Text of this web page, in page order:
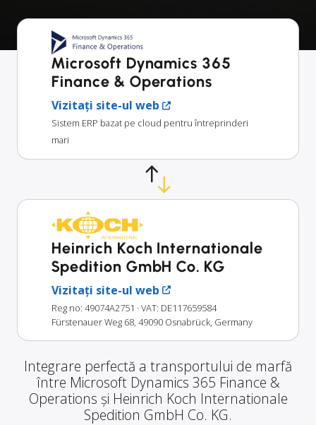
Microsoft Dynamics 365
Finance & Operations
Vizitați site-ul web
Sistem ERP bazat pe cloud pentru întreprinderi
mari
Heinrich Koch Internationale
Spedition GmbH Co. KG
Vizitați site-ul web
Reg no: 49074A2751 · VAT: DE117659584
Fürstenauer Weg 68, 49090 Osnabrück, Germany
Integrare perfectă a transportului de marfă
între Microsoft Dynamics 365 Finance &
Operations și Heinrich Koch Internationale
Spedition GmbH Co. KG.